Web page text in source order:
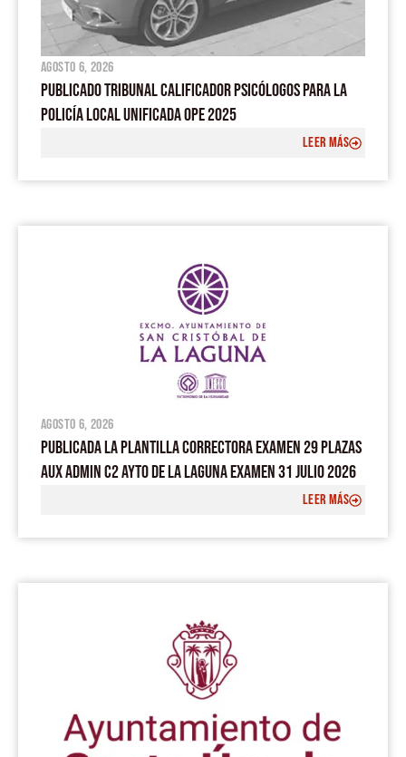
agosto 6, 2026
PUBLICADO TRIBUNAL CALIFICADOR PSICÓLOGOS PARA LA
POLICÍA LOCAL UNIFICADA OPE 2025
LEER MÁS
agosto 6, 2026
PUBLICADA LA PLANTILLA CORRECTORA EXAMEN 29 PLAZAS
AUX ADMIN C2 AYTO DE LA LAGUNA EXAMEN 31 JULIO 2026
LEER MÁS